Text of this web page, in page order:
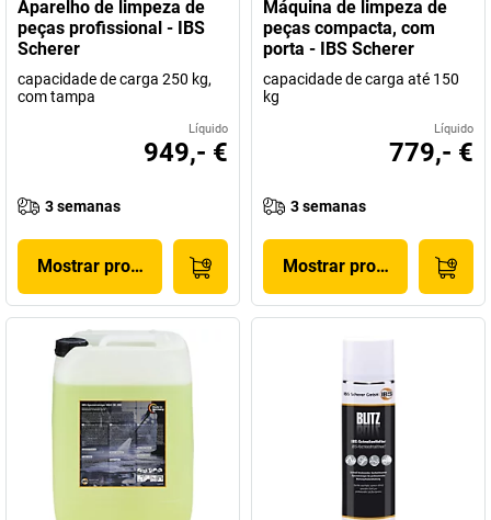
Aparelho de limpeza de
peças profissional - IBS
Scherer
capacidade de carga 250 kg,
com tampa
Líquido
949,- €
3 semanas
Mostrar produto
Máquina de limpeza de
peças compacta, com
porta - IBS Scherer
capacidade de carga até 150
kg
Líquido
779,- €
3 semanas
Mostrar produto